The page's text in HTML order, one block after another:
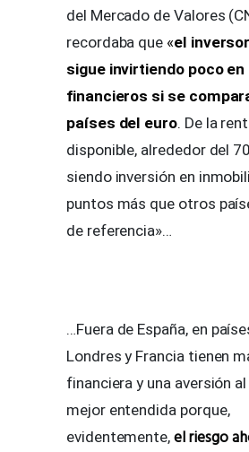
del Mercado de Valores
recordaba que «el
sigue invirtiendo poco
financieros si se
países del euro. De la
disponible, alrededor del
siendo inversión en
puntos más que otros
de referencia»…
…Fuera de España, en
Londres y Francia tienen
financiera y una aversión
mejor entendida porque,
evidentemente, el riesgo